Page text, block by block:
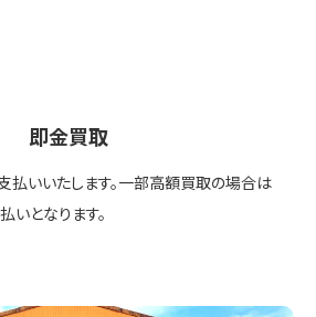
即金買取
払いいたします。一部高額買取の場合は
となります。